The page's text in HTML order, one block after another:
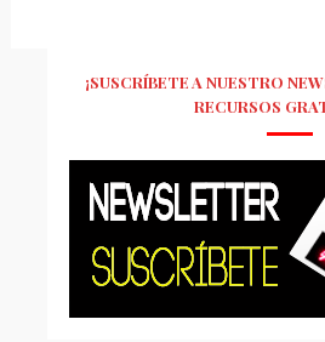
¡SUSCRÍBETE A NUESTRO
RECURSOS